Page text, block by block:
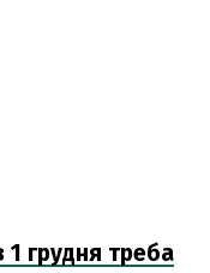
грудня треба